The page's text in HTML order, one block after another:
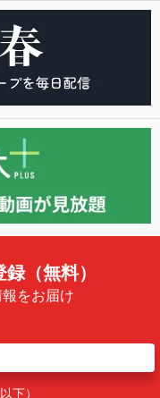
（無料）
をお届け
下）